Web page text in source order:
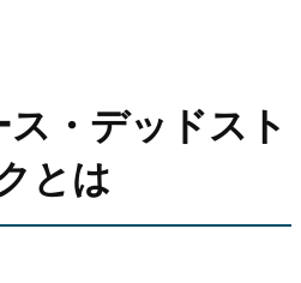
・デッドスト
とは